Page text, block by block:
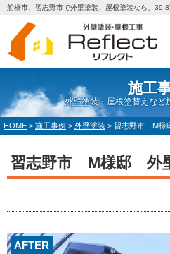
船橋市、習志野市で外壁塗装、屋根塗装なら、
施工
外壁塗装・屋根塗替えなど
HOME > 施工事例 > 外壁塗装 > 習志野市 M様
習志野市 M様邸 外
AFTER